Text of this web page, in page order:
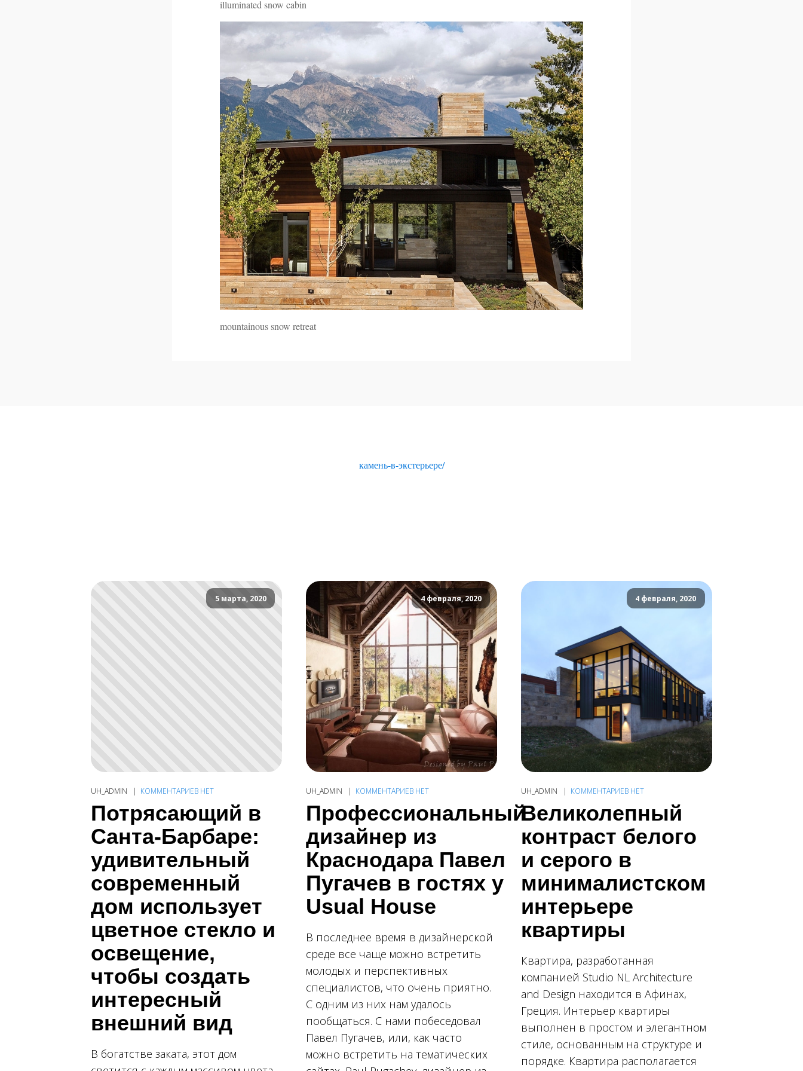
illuminated snow cabin
mountainous snow retreat
камень-в-экстерьере/
5 марта, 2020
UH_ADMIN КОММЕНТАРИЕВ НЕТ
Потрясающий в
Санта-Барбаре:
удивительный
современный
дом использует
цветное стекло и
освещение,
чтобы создать
интересный
внешний вид
В богатстве заката, этот дом
4 февраля, 2020
UH_ADMIN КОММЕНТАРИЕВ НЕТ
Профессиональный
дизайнер из
Краснодара Павел
Пугачев в гостях у
Usual House
В последнее время в дизайнерской
среде все чаще можно встретить
молодых и перспективных
специалистов, что очень приятно.
С одним из них нам удалось
пообщаться. С нами побеседовал
Павел Пугачев, или, как часто
можно встретить на тематических
4 февраля, 2020
UH_ADMIN КОММЕНТАРИЕВ НЕТ
Великолепный
контраст белого
и серого в
минималистском
интерьере
квартиры
Квартира, разработанная
компанией Studio NL Architecture
and Design находится в Афинах,
Греция. Интерьер квартиры
выполнен в простом и элегантном
стиле, основанным на структуре и
порядке. Квартира располагается